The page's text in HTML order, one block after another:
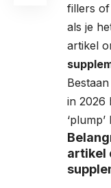
fillers
als je
artikel
in 2026
artikel